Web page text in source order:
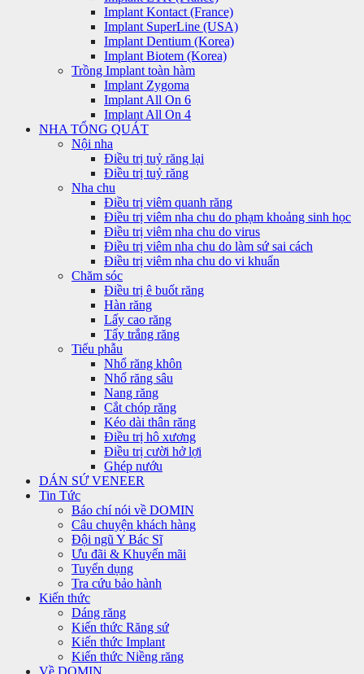
Implant Kontact (France)
Implant SuperLine (USA)
Implant Dentium (Korea)
Implant Biotem (Korea)
Trồng Implant toàn hàm
Implant Zygoma
Implant All On 6
Implant All On 4
NHA TỔNG QUÁT
Nội nha
Điều trị tuỷ răng lại
Điều trị tuỷ răng
Nha chu
Điều trị viêm quanh răng
Điều trị viêm nha chu do phạm khoảng sinh học
Điều trị viêm nha chu do virus
Điều trị viêm nha chu do làm sứ sai cách
Điều trị viêm nha chu do vi khuẩn
Chăm sóc
Điều trị ê buốt răng
Hàn răng
Lấy cao răng
Tẩy trắng răng
Tiểu phẫu
Nhổ răng khôn
Nhổ răng sâu
Nang răng
Cắt chóp răng
Kéo dài thân răng
Điều trị hô xương
Điều trị cười hở lợi
Ghép nướu
DÁN SỨ VENEER
Tin Tức
Báo chí nói về DOMIN
Câu chuyện khách hàng
Đội ngũ Y Bác Sĩ
Ưu đãi & Khuyến mãi
Tuyển dụng
Tra cứu bảo hành
Kiến thức
Dáng răng
Kiến thức Răng sứ
Kiến thức Implant
Kiến thức Niềng răng